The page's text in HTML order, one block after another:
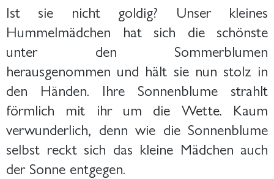
Ist sie nicht goldig? Unser kleines
Hummelmädchen hat sich die schönste
unter den Sommerblumen
herausgenommen und hält sie nun stolz in
den Händen. Ihre Sonnenblume strahlt
förmlich mit ihr um die Wette. Kaum
verwunderlich, denn wie die Sonnenblume
selbst reckt sich das kleine Mädchen auch
der Sonne entgegen.